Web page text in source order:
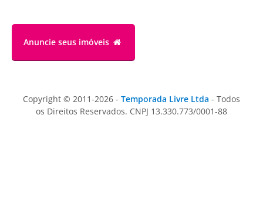
Anuncie seus imóveis
Copyright © 2011-2026 - Temporada Livre Ltda - Todos
os Direitos Reservados. CNPJ 13.330.773/0001-88